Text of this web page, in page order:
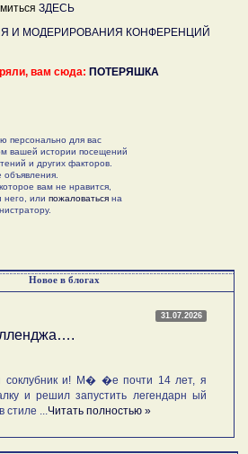
ЗДЕСЬ
И МОДЕРИРОВАНИЯ КОНФЕРЕНЦИЙ
вам сюда: ПОТЕРЯШКА
персонально для вас
вашей истории посещений
и других факторов.
объявления.
вам не нравится,
него, или пожаловаться на
Новое в блогах
31.07.2026
соклубник и! М� �е почти 14 лет, я
и решил запустить легендарн ый
... Читать полностью »